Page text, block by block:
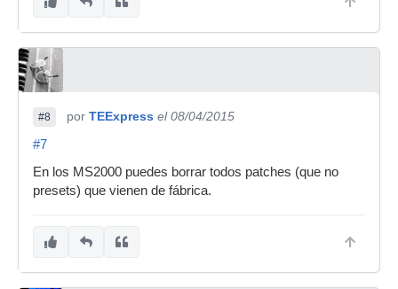
#8 por TEExpress el 08/04/2015
#7
En los MS2000 puedes borrar todos patches (que no
presets) que vienen de fábrica.